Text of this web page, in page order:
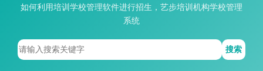
如何利用培训学校管理软件进行招生，艺步培训机构学校管理
系统
搜索